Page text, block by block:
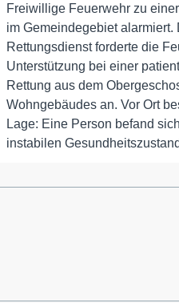
Freiwillige Feuerwehr zu
im Gemeindegebiet alarmiert.
Rettungsdienst forderte die
Unterstützung bei einer
Rettung aus dem
Wohngebäudes an. Vor Ort
Lage: Eine Person befand
instabilen